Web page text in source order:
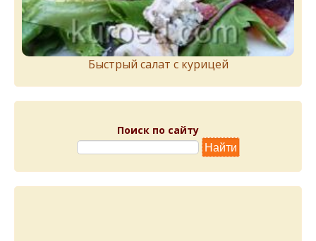
Быстрый салат с курицей
Поиск по сайту